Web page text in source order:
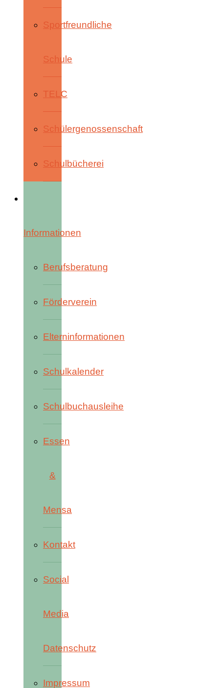
Sportfreundliche
Schule
TELC
Schülergenossenschaft
Schulbücherei
Informationen
Berufsberatung
Förderverein
Elterninformationen
Schulkalender
Schulbuchausleihe
Essen
&
Mensa
Kontakt
Social
Media
Datenschutz
Impressum